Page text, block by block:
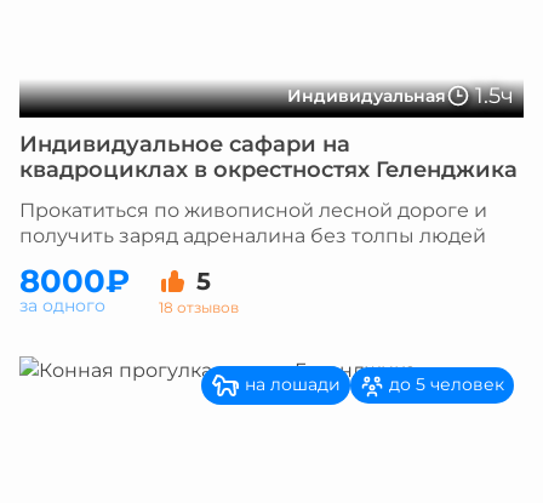
Индивидуальная 1.5ч
Индивидуальное сафари на
квадроциклах в окрестностях Геленджика
Прокатиться по живописной лесной дороге и
получить заряд адреналина без толпы людей
8000₽ 5
18 отзывов
за одного
на лошади до 5 человек